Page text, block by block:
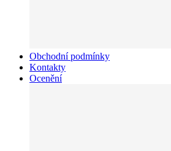
Obchodní podmínky
Kontakty
Ocenění